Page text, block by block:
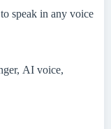
speak in any voice
AI voice,